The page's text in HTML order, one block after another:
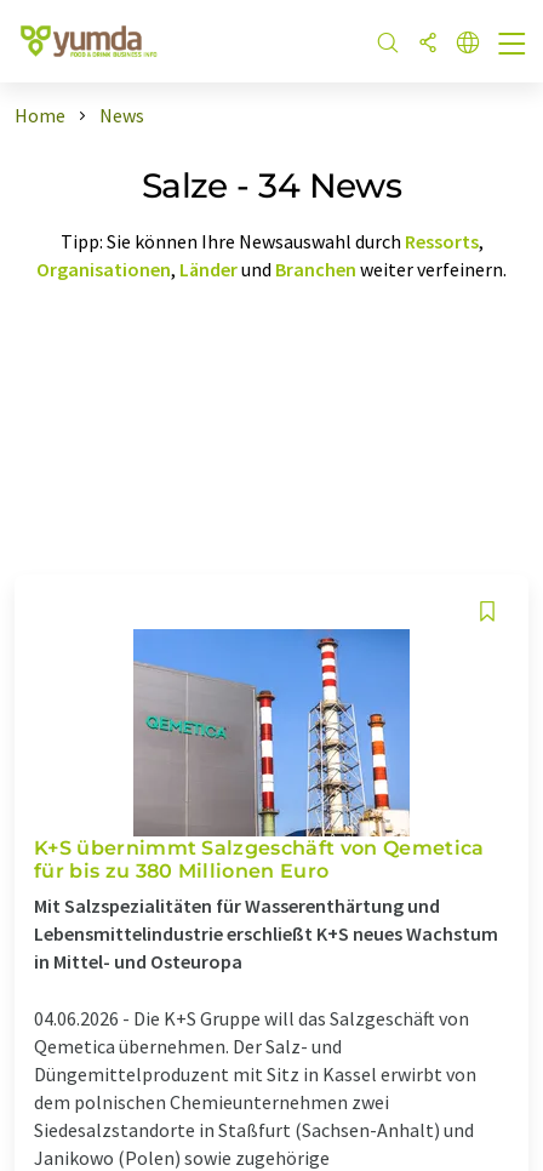
Home News
Salze - 34 News
Tipp: Sie können Ihre Newsauswahl durch Ressorts,
Organisationen, Länderund Branchen weiter verfeinern.
K+S übernimmt Salzgeschäft von Qemetica
für bis zu 380 Millionen Euro
Mit Salzspezialitäten für Wasserenthärtung und
Lebensmittelindustrie erschließt K+S neues Wachstum
in Mittel- und Osteuropa
04.06.2026 - Die K+S Gruppe will das Salzgeschäft von
Qemetica übernehmen. Der Salz- und
Düngemittelproduzent mit Sitz in Kassel erwirbt von
dem polnischen Chemieunternehmen zwei
Siedesalzstandorte in Staßfurt (Sachsen-Anhalt) und
Janikowo (Polen) sowie zugehörige